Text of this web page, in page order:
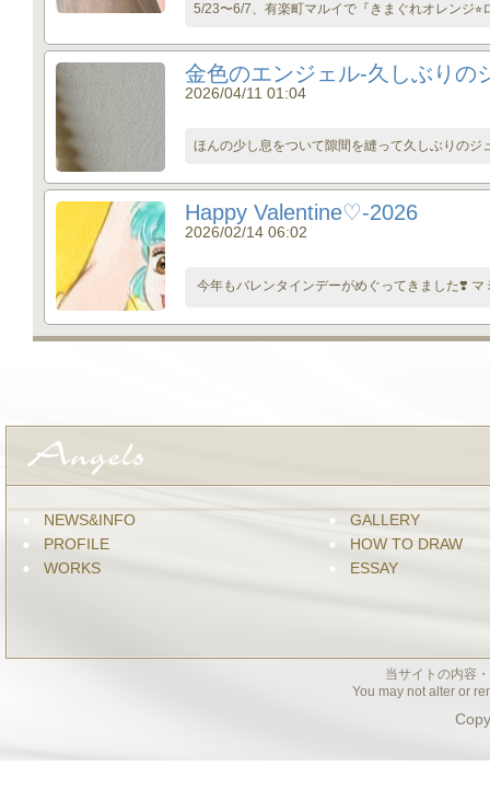
5/23〜6/7、有楽町マルイで『きまぐれオレンジ
金色のエンジェル-久しぶりの
2026/04/11 01:04
ほんの少し息をついて隙間を縫って久しぶりのジ
Happy Valentine♡-2026
2026/02/14 06:02
今年もバレンタインデーがめぐってきました❣️ マ
NEWS&INFO
PROFILE
WORKS
GALLERY
HOW TO DRAW
ESSAY
当サイトの内容
You may not alter or